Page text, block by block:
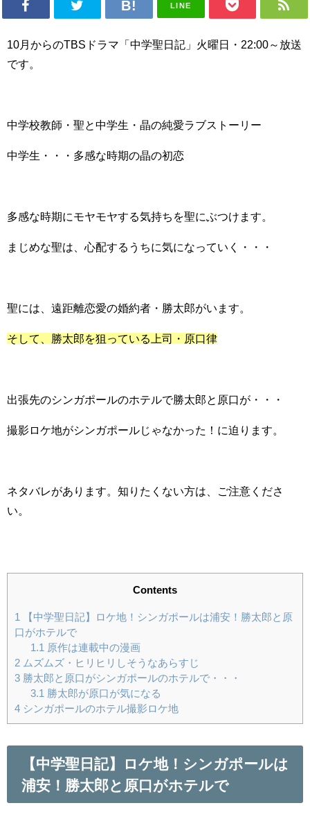
LINE
10月からのTBSドラマ「中学聖日記」火曜日・22:00～放送
です。
中学校教師・聖と中学生・晶の純愛ラブストーリー
中学生・・・多感な時期の晶の初恋
多感な時期にモヤモヤする気持ちを聖にぶつけます。
まじめな聖は、心配するうちに気になっていく・・・
聖には、遠距離恋愛の婚約者・勝太郎がいます。
そして、勝太郎を狙っている上司・原口律
出張先のシンガポールのホテルで勝太郎と原口が・・・
撮影ロケ地がシンガポールじゃなかった！に迫ります。
ネタバレがあります。知りたくない方は、ご注意くださ
い。
Contents
1
【中学聖日記】ロケ地！シンガポールは浦安！勝太郎と原
口がホテルで
1.1
原作は連載中の漫画
2 ムズムズ・ヒリヒリしそうなあらすじ
3 勝太郎と原口がシンガポールのホテルで・・・
3.1
勝太郎が原口が気になる
4 シンガポールのホテル撮影ロケ地
【中学聖日記】ロケ地！シンガポールは
浦安！勝太郎と原口がホテルで